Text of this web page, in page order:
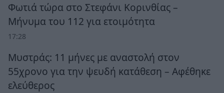
Φωτιά τώρα στο Στεφάνι Κορινθίας –
Μήνυμα του 112 για ετοιμότητα
17:28
Μυστράς: 11 μήνες με αναστολή στον
55χρονο για την ψευδή κατάθεση – Αφέθηκε
ελεύθερος